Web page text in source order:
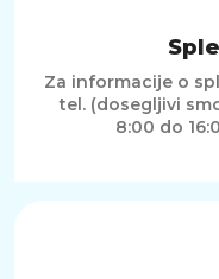
Za informacije o
tel. (dosegljivi
8:00 do